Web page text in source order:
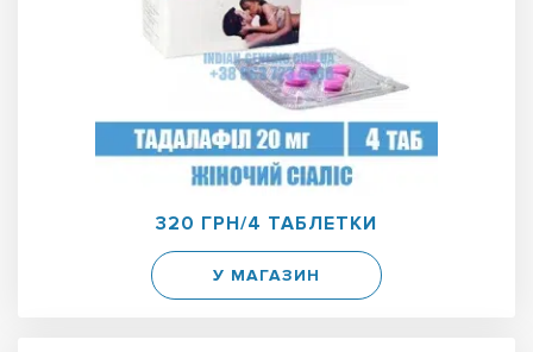
320 ГРН/4 ТАБЛЕТКИ
У МАГАЗИН